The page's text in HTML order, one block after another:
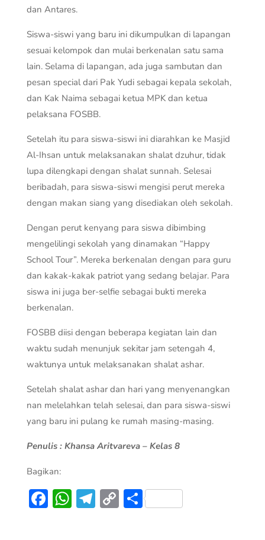
dan Antares.
Siswa-siswi yang baru ini dikumpulkan di lapangan
sesuai kelompok dan mulai berkenalan satu sama
lain. Selama di lapangan, ada juga sambutan dan
pesan special dari Pak Yudi sebagai kepala sekolah,
dan Kak Naima sebagai ketua MPK dan ketua
pelaksana FOSBB.
Setelah itu para siswa-siswi ini diarahkan ke Masjid
Al-Ihsan untuk melaksanakan shalat dzuhur, tidak
lupa dilengkapi dengan shalat sunnah. Selesai
beribadah, para siswa-siswi mengisi perut mereka
dengan makan siang yang disediakan oleh sekolah.
Dengan perut kenyang para siswa dibimbing
mengelilingi sekolah yang dinamakan “Happy
School Tour”. Mereka berkenalan dengan para guru
dan kakak-kakak patriot yang sedang belajar. Para
siswa ini juga ber-selfie sebagai bukti mereka
berkenalan.
FOSBB diisi dengan beberapa kegiatan lain dan
waktu sudah menunjuk sekitar jam setengah 4,
waktunya untuk melaksanakan shalat ashar.
Setelah shalat ashar dan hari yang menyenangkan
nan melelahkan telah selesai, dan para siswa-siswi
yang baru ini pulang ke rumah masing-masing.
Penulis : Khansa Aritvareva – Kelas 8
Bagikan:
Facebook
WhatsApp
Telegram
CopyShare